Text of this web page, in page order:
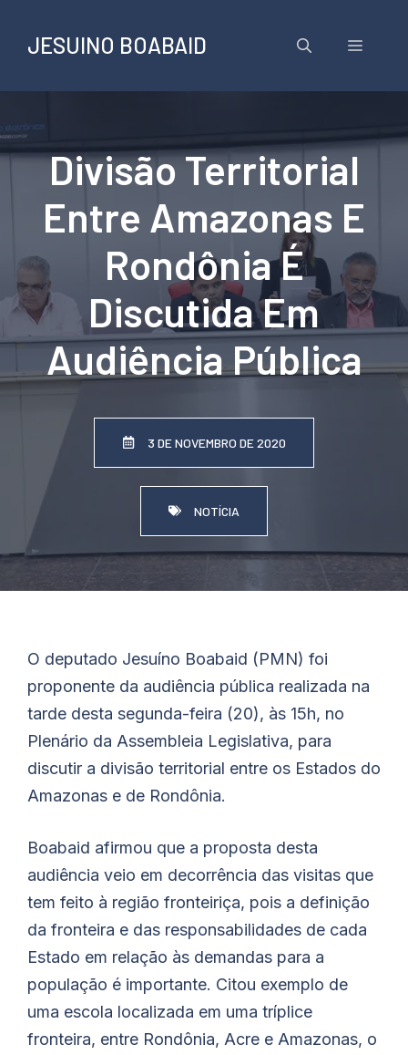
conteúdo
JESUINO BOABAID Menu
Divisão Territorial
Entre Amazonas E
Rondônia É
Discutida Em
Audiência Pública
3 DE NOVEMBRO DE 2020
NOTÍCIA
O deputado Jesuíno Boabaid (PMN) foi
proponente da audiência pública realizada na
tarde desta segunda-feira (20), às 15h, no
Plenário da Assembleia Legislativa, para
discutir a divisão territorial entre os Estados do
Amazonas e de Rondônia.
Boabaid afirmou que a proposta desta
audiência veio em decorrência das visitas que
tem feito à região fronteiriça, pois a definição
da fronteira e das responsabilidades de cada
Estado em relação às demandas para a
população é importante. Citou exemplo de
uma escola localizada em uma tríplice
fronteira, entre Rondônia, Acre e Amazonas, o